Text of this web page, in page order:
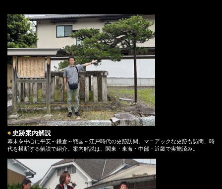
史跡案内解説
幕末を中心に平安～鎌倉～戦国～江戸時代の史跡訪問。マニアックな史跡も訪問、時
代を横断する解説で紹介。案内解説は、関東・東海・中部・近畿で実施済み。